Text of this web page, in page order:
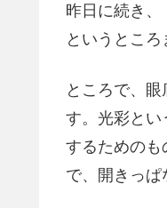
昨日に続き、
というところ
ところで、
す。光彩とい
するためのも
で、開きっぱ